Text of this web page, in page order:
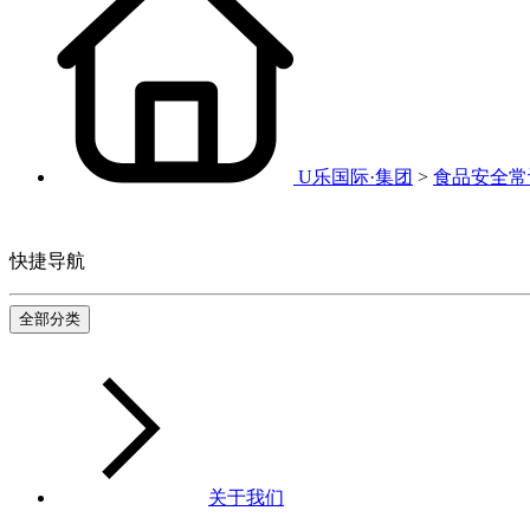
U乐国际·集团 > 食品安全
快捷导航
全部分类
关于我们